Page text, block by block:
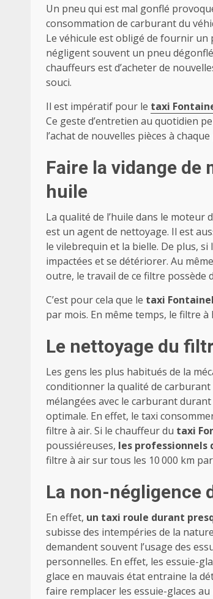
Un pneu qui est mal gonflé
consommation de carburant du
Le véhicule est obligé de fournir un
négligent souvent un pneu
chauffeurs est d’acheter de
souci.
Il est impératif pour le taxi
Ce geste d’entretien au quotidien
l’achat de nouvelles pièces à
Faire la vidange
huile
La qualité de l’huile dans le moteur
est un agent de nettoyage. Il est
le vilebrequin et la bielle. De plus, si
impactées et se détériorer. Au
outre, le travail de ce filtre possède
C’est pour cela que le taxi
par mois. En même temps, le filtre
Le nettoyage du
Les gens les plus habitués de la
conditionner la qualité de carburant
mélangées avec le carburant
optimale. En effet, le taxi
filtre à air. Si le chauffeur du taxi
poussiéreuses, les professionnels
filtre à air sur tous les 10 000 km
La non-négligence
En effet, un taxi roule durant
subisse des intempéries de la
demandent souvent l’usage des
personnelles. En effet, les essuie-
glace en mauvais état entraine la
faire remplacer les essuie-glaces